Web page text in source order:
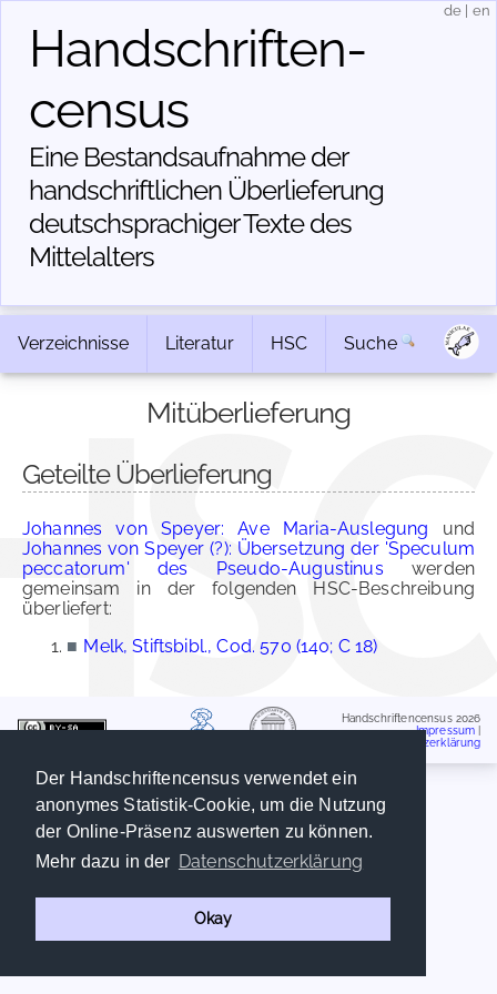
Der Handschriftencensus verwendet ein
anonymes Statistik-Cookie, um die Nutzung
der Online-Präsenz auswerten zu können.
Mehr dazu in der Datenschutzerklärung
Okay
Handschriften­
census
Eine Bestandsaufnahme der
handschriftlichen Über­lieferung
deutschsprachiger Texte des
Mittelalters
de en
Verzeichnisse Literatur HSC Suche
Mitüberlieferung
Geteilte Überlieferung
Johannes von Speyer: Ave Maria-Auslegung und
Johannes von Speyer (?): Übersetzung der 'Speculum
peccatorum' des Pseudo-Augustinus werden
gemeinsam in der folgenden HSC-Beschreibung
überliefert:
■ Melk, Stiftsbibl., Cod. 570 (140; C 18)
Handschriftencensus 2026
Impressum
Datenschutzerklärung